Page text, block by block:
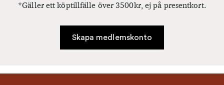
*Gäller ett köptillfälle över 3500kr, ej på presentkort.
Skapa medlemskonto